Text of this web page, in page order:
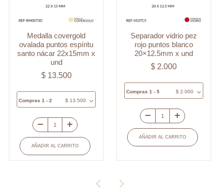
Medalla covergold
ovalada puntos espíritu
santo nácar 22x15mm x
und
$13.500
Compras 1 - 2 $13.500
Medalla
covergold
ovalada
AÑADIR AL CARRITO
Separador vidrio pez
rojo puntos blanco
20×12.5mm x und
$ 2.000
Compras 1 - 5 $2.000
Separador
vidrio
pez
AÑADIR AL CARRITO